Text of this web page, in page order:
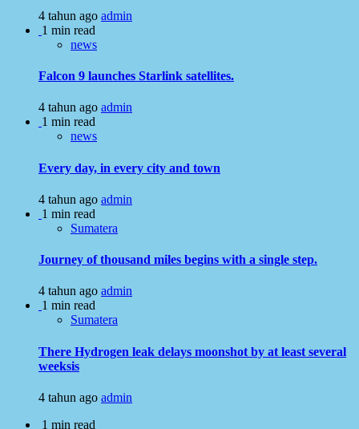
4 tahun ago admin
1 min read
news
Falcon 9 launches Starlink satellites.
4 tahun ago admin
1 min read
news
Every day, in every city and town
4 tahun ago admin
1 min read
Sumatera
Journey of thousand miles begins with a single step.
4 tahun ago admin
1 min read
Sumatera
There Hydrogen leak delays moonshot by at least several
weeksis
4 tahun ago admin
1 min read